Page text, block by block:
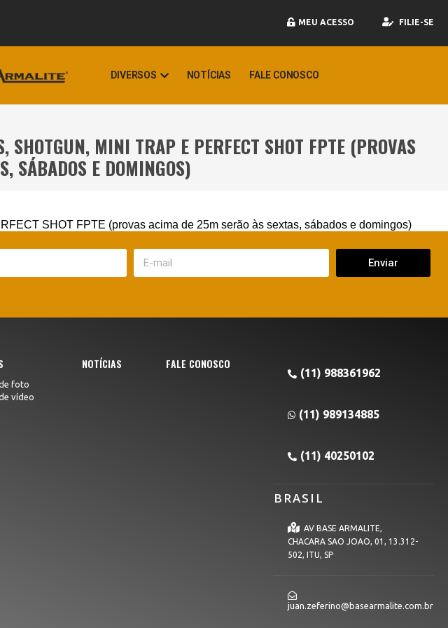
MEU ACESSO FILIE-SE
DIVERSOS NOTÍCIAS FALE CONOSCO
MINI TRAP E PERFECT SHOT FPTE (PROVAS
SÁBADOS E DOMINGOS)
SHOT FPTE (provas acima de 25m serão às sextas, sábados e domingos)
Enviar
foto
vídeo
NOTÍCIAS FALE CONOSCO
(11) 988361962
(11) 989134885
(11) 40250102
BRASIL
AV BASE ARMALITE,
CHACARA SAO JOAO, 01, 13.312-
502, ITU, SP
juan.zeferino@basearmalite.com.br